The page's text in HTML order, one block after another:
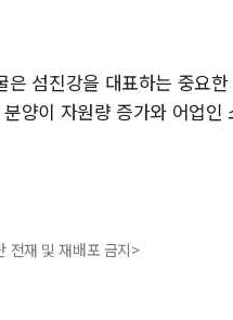
섬진강을 대표하는 중요
양이 자원량 증가와 어업
전재 및 재배포 금지>